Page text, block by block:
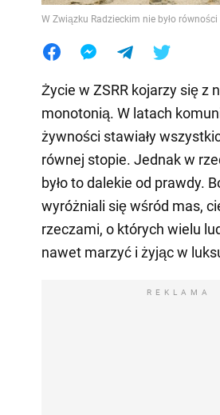
W Związku Radzieckim nie było równości
Życie w ZSRR kojarzy się z
monotonią. W latach
żywności stawiały
równej stopie. Jednak w
było to dalekie od prawdy.
wyróżniali się wśród mas,
rzeczami, o których wielu
nawet marzyć i żyjąc w
REKLAMA